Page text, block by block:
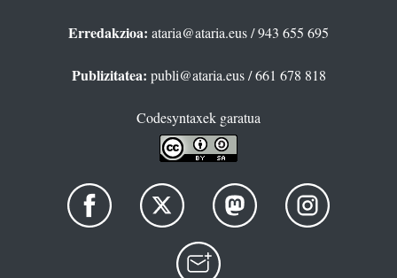
Erredakzioa: ataria@ataria.eus/ 943 655 695
Publizitatea: publi@ataria.eus/ 661 678 818
Codesyntaxek garatua